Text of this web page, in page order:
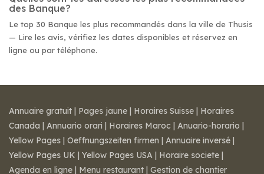
des Banque?
Le top 30 Banque les plus recommandés dans la ville de Thusis
— Lire les avis, vérifiez les dates disponibles et réservez en
ligne ou par téléphone.
Annuaire gratuit | Pages jaune | Horaires Suisse | Horaires
Canada | Annuario orari | Horaires Maroc | Anuario-horario |
Yellow Pages | Oeffnungszeiten firmen | Annuaire inversé |
Yellow Pages UK | Yellow Pages USA | Horaire societe |
Agenda en ligne | Menu restaurant | Gestion de chantier